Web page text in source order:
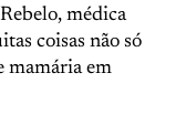
médica
coisas não só
mamária em